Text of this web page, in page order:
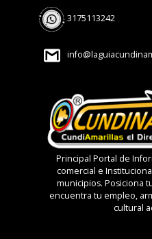
3175113242
Principal Portal de
comercial e
municipios. Posiciona
encuentra tu empleo,
cultural